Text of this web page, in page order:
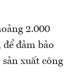
2.000
đảm bảo
xuất công